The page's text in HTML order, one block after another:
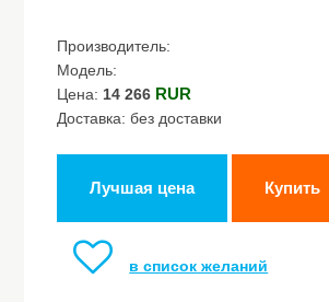
Производитель:
Модель:
Цена: 14 266 RUR
Доставка: без доставки
Лучшая цена Купить
в список желаний